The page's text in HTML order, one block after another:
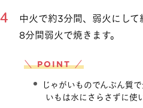
中火で約3分間、弱火にし
8分間弱火で焼きます。
＼ POINT ／
じゃがいものでんぷん質
いもは水にさらさずに使